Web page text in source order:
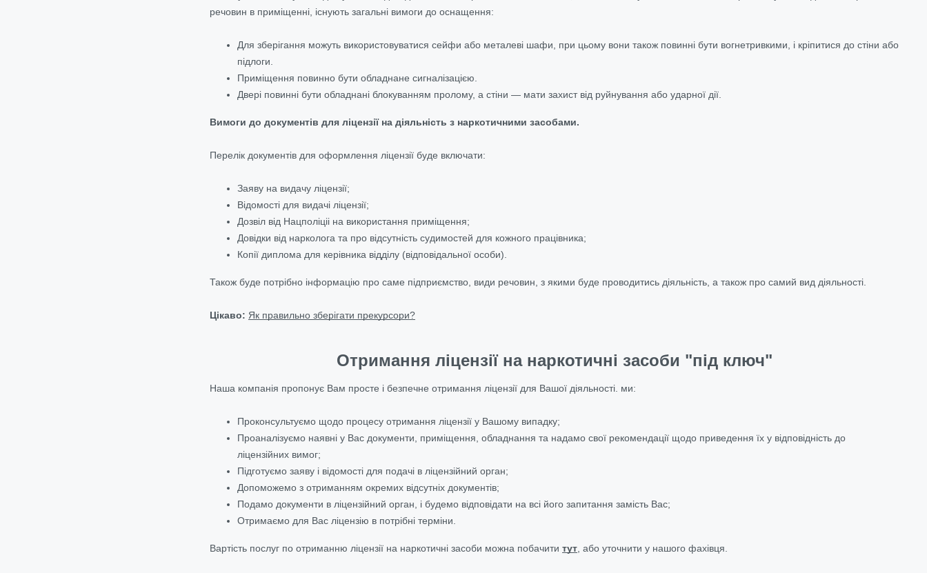
речовин в приміщенні, існують загальні вимоги до оснащення:
Для зберігання можуть використовуватися сейфи або металеві шафи, при цьому вони також повинні бути вогнетривкими, і кріпитися до стіни або
підлоги.
Приміщення повинно бути обладнане сигналізацією.
Двері повинні бути обладнані блокуванням пролому, а стіни — мати захист від руйнування або ударної дії.
Вимоги до документів для ліцензії на діяльність з наркотичними засобами.
Перелік документів для оформлення ліцензії буде включати:
Заяву на видачу ліцензії;
Відомості для видачі ліцензії;
Дозвіл від Нацполіціі на використання приміщення;
Довідки від нарколога та про відсутність судимостей для кожного працівника;
Копії диплома для керівника відділу (відповідальної особи).
Також буде потрібно інформацію про саме підприємство, види речовин, з якими буде проводитись діяльність, а також про самий вид діяльності.
Цікаво: Як правильно зберігати прекурсори?
Отримання ліцензії на наркотичні засоби "під ключ"
Наша компанія пропонує Вам просте і безпечне отримання ліцензії для Вашої діяльності. ми:
Проконсультуємо щодо процесу отримання ліцензії у Вашому випадку;
Проаналізуємо наявні у Вас документи, приміщення, обладнання та надамо свої рекомендації щодо приведення їх у відповідність до
ліцензійних вимог;
Підготуємо заяву і відомості для подачі в ліцензійний орган;
Допоможемо з отриманням окремих відсутніх документів;
Подамо документи в ліцензійний орган, і будемо відповідати на всі його запитання замість Вас;
Отримаємо для Вас ліцензію в потрібні терміни.
Вартість послуг по отриманню ліцензії на наркотичні засоби можна побачити тут , або уточнити у нашого фахівця.